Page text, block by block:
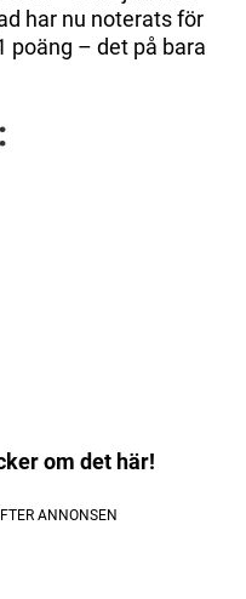
har nu noterats för
poäng – det på bara
om det här!